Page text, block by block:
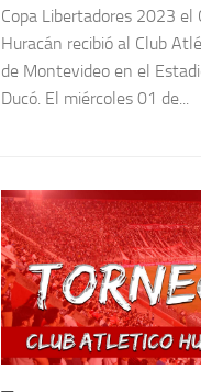
Copa Libertadores 2023 el
Huracán recibió al Club
de Montevideo en el
Ducó. El miércoles 01 de...